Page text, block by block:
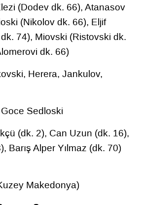
(Dodev dk. 66), Atanasov
(Nikolov dk. 66), Eljif
74), Miovski (Ristovski dk.
dk. 66)
Herera, Jankulov,
Sedloski
(dk. 2), Can Uzun (dk. 16),
Barış Alper Yılmaz (dk. 70)
Makedonya)